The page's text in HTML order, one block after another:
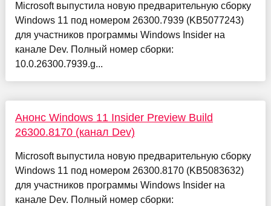
Microsoft выпустила новую предварительную сборку
Windows 11 под номером 26300.7939 (KB5077243)
для участников программы Windows Insider на
канале Dev. Полный номер сборки:
10.0.26300.7939.g...
Анонс Windows 11 Insider Preview Build
26300.8170 (канал Dev)
Microsoft выпустила новую предварительную сборку
Windows 11 под номером 26300.8170 (KB5083632)
для участников программы Windows Insider на
канале Dev. Полный номер сборки: